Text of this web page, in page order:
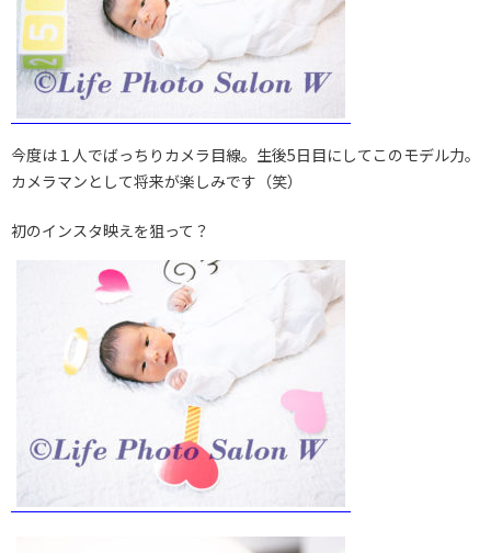
今度は１人でばっちりカメラ目線。生後5日目にしてこのモデル力。
カメラマンとして将来が楽しみです（笑）
初のインスタ映えを狙って？